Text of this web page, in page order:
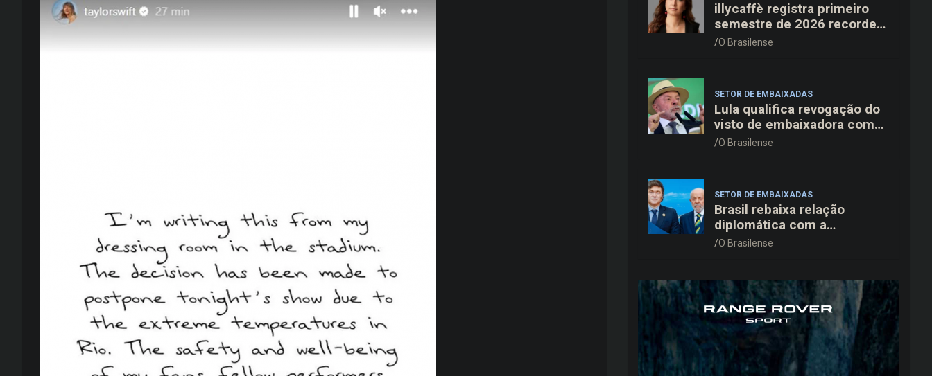
illycaffè registra primeiro
semestre de 2026 recorde
com alta de 19% na receita
O Brasilense
SETOR DE EMBAIXADAS
Lula qualifica revogação do
visto de embaixadora como
“irresponsável” e critica
O Brasilense
SETOR DE EMBAIXADAS
Brasil rebaixa relação
diplomática com a
Argentina e mantém
O Brasilense